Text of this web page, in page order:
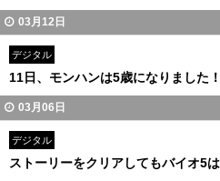
03月12日
デジタル
11日、モンハンは5歳になりました！
03月06日
デジタル
ストーリーをクリアしてもバイオ5